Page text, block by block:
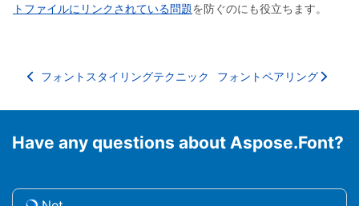
トファイルにリンクされている問題を防ぐのにも役立ちます。
フォントスタイリングテクニック フォントペアリング
Have any questions about Aspose.Font?